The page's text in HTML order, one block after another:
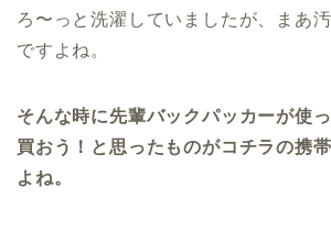
ろ〜っと洗濯していましたが、まあ
ですよね。
そんな時に先輩バックパッカーが使
買おう！と思ったものがコチラの携
よね。